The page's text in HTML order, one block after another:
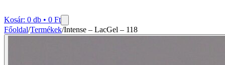
Kosár: 0 db • 0 Ft
Főoldal/Termékek/Intense – LacGel – 118